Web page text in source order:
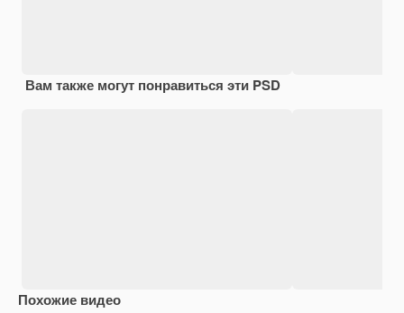
Вам также могут понравиться эти PSD
Похожие видео